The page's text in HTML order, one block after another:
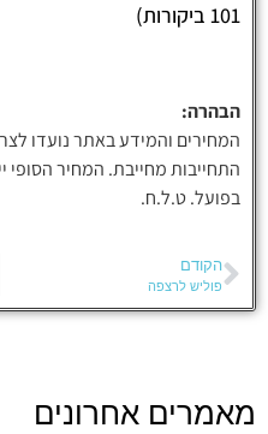
101 ביקורות)
הבהרה:
המחירים והמידע באתר נועדו
התחייבות מחייבת. המחיר
בפועל. ט.ל.ח.
הקודם
פוליש לרצפה
מאמרים אחרונים